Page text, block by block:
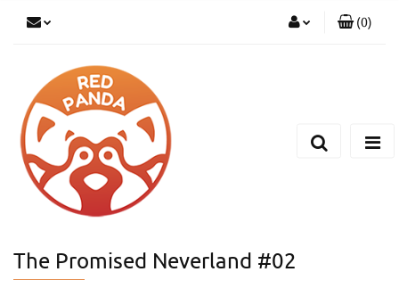
(0)
The Promised Neverland #02